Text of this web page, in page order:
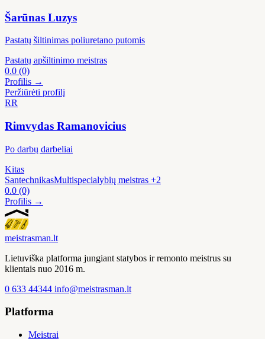
Šarūnas Luzys
Pastatų šiltinimas poliuretano putomis
Pastatų apšiltinimo meistras
0.0 (0)
Profilis →
Peržiūrėti profilį
RR
Rimvydas Ramanovicius
Po darbų darbeliai
Kitas
SantechnikasMultispecialybių meistras +2
0.0 (0)
Profilis →
meistrasman.lt
Lietuviška platforma jungiant statybos ir remonto meistrus su
klientais nuo 2016 m.
0 633 44344 info@meistrasman.lt
Platforma
Meistrai